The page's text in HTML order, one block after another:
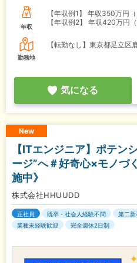
年収
【年収例1】
年収350万円（
【年収例2】
年収420万円（
勤務地
【転勤なし】東京都足立
気になる
New
【ITエンジニア】ポテン
ージ”へ＃好奇心×モノづ
施中》
株式会社HHUUDD
正社員 既卒・社会人経験不問 第二新
業種未経験歓迎
完全週休2日制